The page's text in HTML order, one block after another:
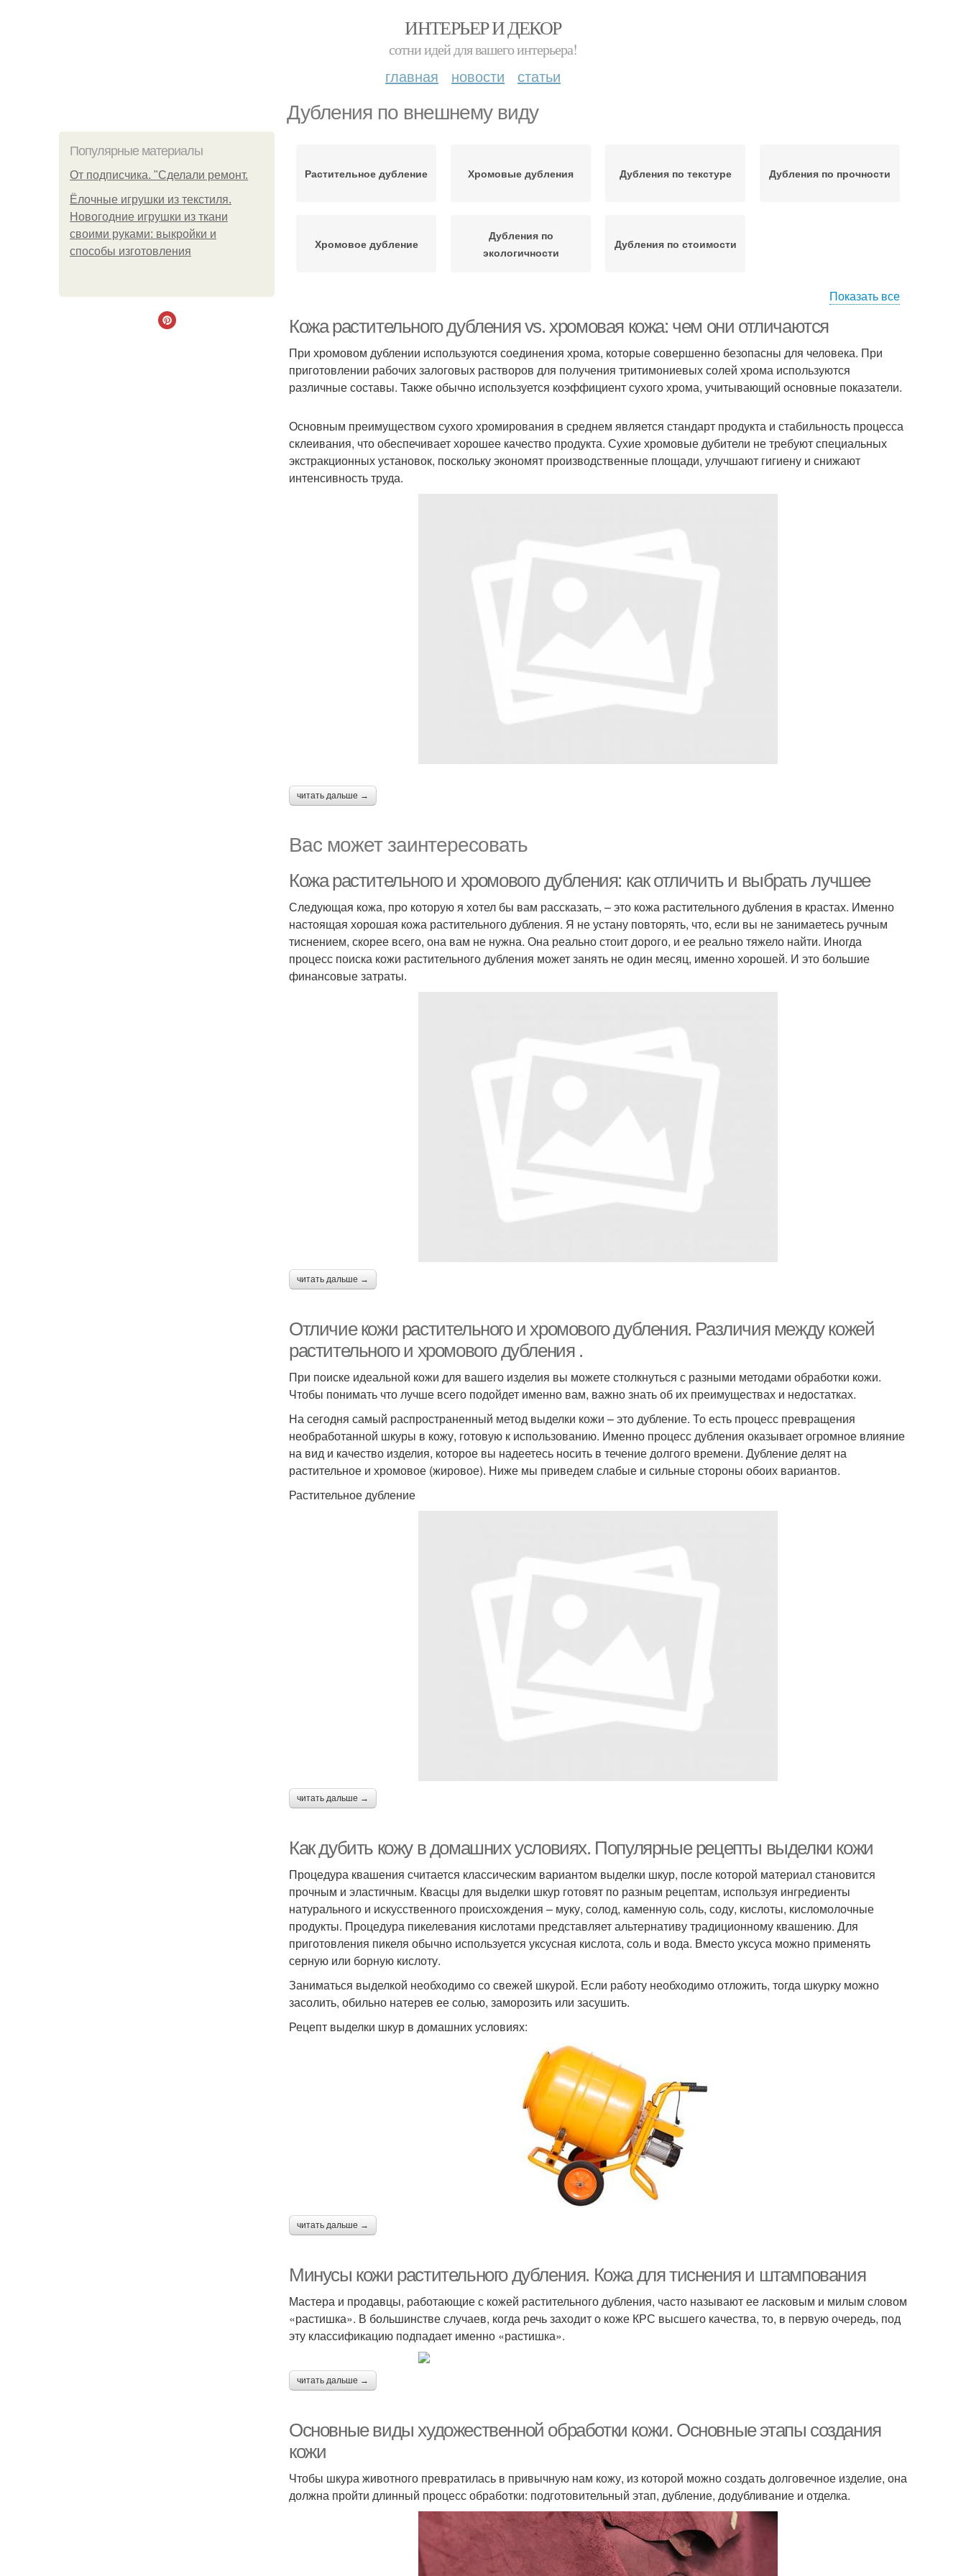
ИНТЕРЬЕР И ДЕКОР
сотни идей для вашего интерьера!
главная новости статьи
Дубления по внешнему виду
Популярные материалы
От подписчика. "Сделали ремонт.
Ёлочные игрушки из текстиля.
Новогодние игрушки из ткани
своими руками: выкройки и
способы изготовления
Растительное дубление Хромовые дубления Дубления по текстуре Дубления по прочности
Хромовое дубление
Дубления по
экологичности
Дубления по стоимости
Показать все
Кожа растительного дубления vs. хромовая кожа: чем они отличаются
При хромовом дублении используются соединения хрома, которые совершенно безопасны для человека. При
приготовлении рабочих залоговых растворов для получения тритимониевых солей хрома используются
различные составы. Также обычно используется коэффициент сухого хрома, учитывающий основные показатели.
Основным преимуществом сухого хромирования в среднем является стандарт продукта и стабильность процесса
склеивания, что обеспечивает хорошее качество продукта. Сухие хромовые дубители не требуют специальных
экстракционных установок, поскольку экономят производственные площади, улучшают гигиену и снижают
интенсивность труда.
читать дальше →
Вас может заинтересовать
Кожа растительного и хромового дубления: как отличить и выбрать лучшее
Следующая кожа, про которую я хотел бы вам рассказать, – это кожа растительного дубления в крастах. Именно
настоящая хорошая кожа растительного дубления. Я не устану повторять, что, если вы не занимаетесь ручным
тиснением, скорее всего, она вам не нужна. Она реально стоит дорого, и ее реально тяжело найти. Иногда
процесс поиска кожи растительного дубления может занять не один месяц, именно хорошей. И это большие
финансовые затраты.
читать дальше →
Отличие кожи растительного и хромового дубления. Различия между кожей
растительного и хромового дубления .
При поиске идеальной кожи для вашего изделия вы можете столкнуться с разными методами обработки кожи.
Чтобы понимать что лучше всего подойдет именно вам, важно знать об их преимуществах и недостатках.
На сегодня самый распространенный метод выделки кожи – это дубление. То есть процесс превращения
необработанной шкуры в кожу, готовую к использованию. Именно процесс дубления оказывает огромное влияние
на вид и качество изделия, которое вы надеетесь носить в течение долгого времени. Дубление делят на
растительное и хромовое (жировое). Ниже мы приведем слабые и сильные стороны обоих вариантов.
Растительное дубление
читать дальше →
Как дубить кожу в домашних условиях. Популярные рецепты выделки кожи
Процедура квашения считается классическим вариантом выделки шкур, после которой материал становится
прочным и эластичным. Квасцы для выделки шкур готовят по разным рецептам, используя ингредиенты
натурального и искусственного происхождения – муку, солод, каменную соль, соду, кислоты, кисломолочные
продукты. Процедура пикелевания кислотами представляет альтернативу традиционному квашению. Для
приготовления пикеля обычно используется уксусная кислота, соль и вода. Вместо уксуса можно применять
серную или борную кислоту.
Заниматься выделкой необходимо со свежей шкурой. Если работу необходимо отложить, тогда шкурку можно
засолить, обильно натерев ее солью, заморозить или засушить.
Рецепт выделки шкур в домашних условиях:
читать дальше →
Минусы кожи растительного дубления. Кожа для тиснения и штампования
Мастера и продавцы, работающие с кожей растительного дубления, часто называют ее ласковым и милым словом
«растишка». В большинстве случаев, когда речь заходит о коже КРС высшего качества, то, в первую очередь, под
эту классификацию подпадает именно «растишка».
читать дальше →
Основные виды художественной обработки кожи. Основные этапы создания
кожи
Чтобы шкура животного превратилась в привычную нам кожу, из которой можно создать долговечное изделие, она
должна пройти длинный процесс обработки: подготовительный этап, дубление, додубливание и отделка.